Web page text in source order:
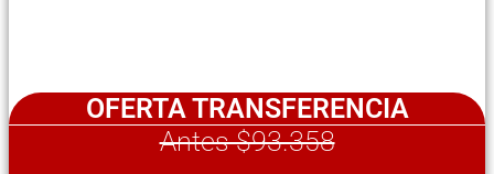
OFERTA TRANSFERENCIA
Antes $93.358